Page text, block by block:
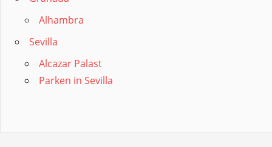
Alhambra
Sevilla
Alcazar Palast
Parken in Sevilla